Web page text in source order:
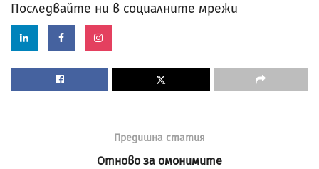
Последвайте ни в социалните мрежи
Предишна статия
Отново за омонимите